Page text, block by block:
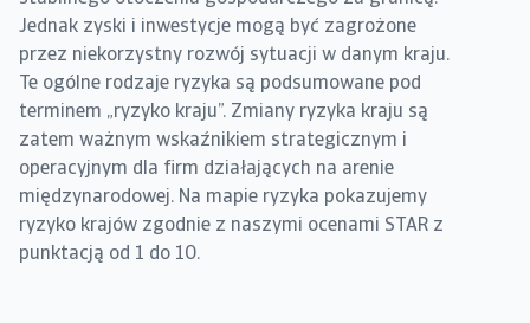
Jednak zyski i inwestycje mogą być zagrożone
przez niekorzystny rozwój sytuacji w danym kraju.
Te ogólne rodzaje ryzyka są podsumowane pod
terminem „ryzyko kraju”. Zmiany ryzyka kraju są
zatem ważnym wskaźnikiem strategicznym i
operacyjnym dla firm działających na arenie
międzynarodowej. Na mapie ryzyka pokazujemy
ryzyko krajów zgodnie z naszymi ocenami STAR z
punktacją od 1 do 10.